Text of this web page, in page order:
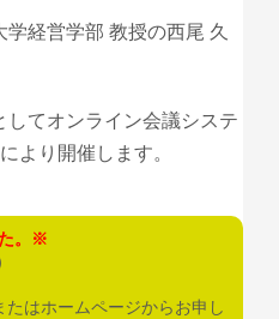
経営学部 教授の西尾 久
てオンライン会議システ
より開催します。
。
はホームページからお申し